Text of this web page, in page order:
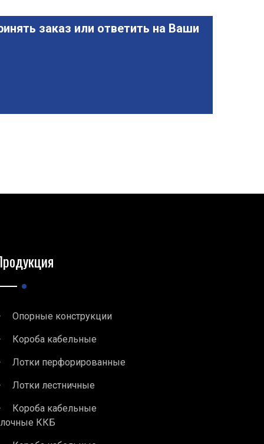
заказ или ответить на Ваши
Опорные конструкции
Короба кабельные
Лотки перфорированные
Лотки лестничные
Короба кабельные
ККБ